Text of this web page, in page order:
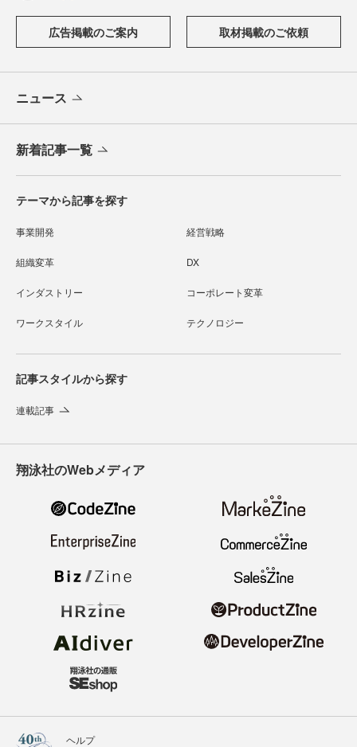
広告掲載のご案内 取材掲載のご依頼
ニュース
新着記事一覧
テーマから記事を探す
事業開発 経営戦略
組織変革 DX
インダストリー コーポレート変革
ワークスタイル テクノロジー
記事スタイルから探す
連載記事
翔泳社のWebメディア
ヘルプ